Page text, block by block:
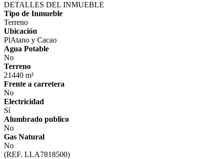
DETALLES DEL INMUEBLE
Tipo de Inmueble
Terreno
Ubicación
PlAtano y Cacao
Agua Potable
No
Terreno
21440 m²
Frente a carretera
No
Electricidad
Sí
Alumbrado publico
No
Gas Natural
No
(REF. LLA7818500)